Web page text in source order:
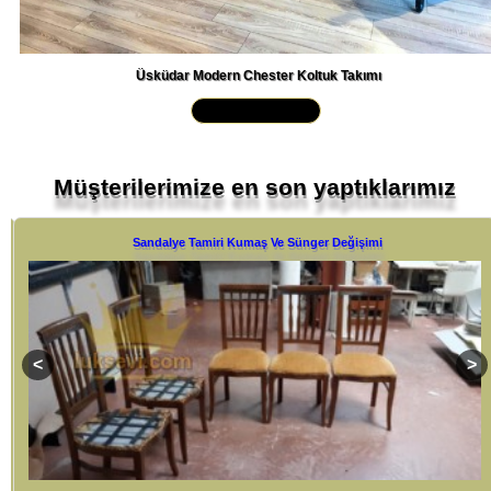
Üsküdar Modern Chester Koltuk Takımı
Müşterilerimize en son yaptıklarımız
Sandalye Tamiri Kumaş Ve Sünger Değişimi